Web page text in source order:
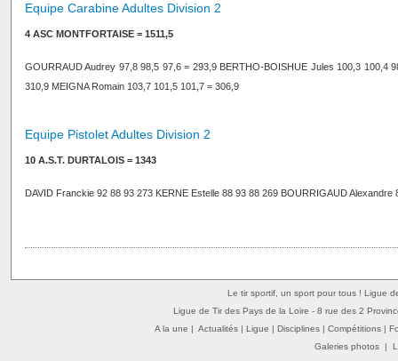
Equipe Carabine Adultes Division 2
4 ASC MONTFORTAISE = 1511,5
GOURRAUD Audrey 97,8 98,5 97,6 = 293,9 BERTHO-BOISHUE Jules 100,3 100,4
310,9 MEIGNA Romain 103,7 101,5 101,7 = 306,9
Equipe Pistolet Adultes Division 2
10 A.S.T. DURTALOIS = 1343
DAVID Franckie 92 88 93 273 KERNE Estelle 88 93 88 269 BOURRIGAUD
Le tir sportif, un sport pour tous ! Ligue
Ligue de Tir des Pays de la Loire - 8 rue des 2
A la une | Actualités | Ligue | Disciplines | Compétitions |
Galeries photos|